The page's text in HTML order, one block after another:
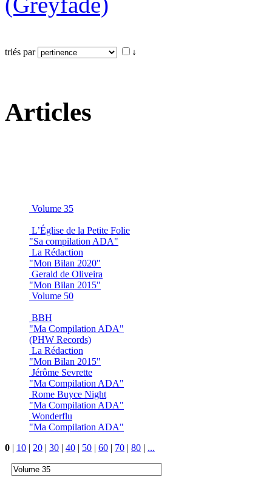
triés par ↓
Articles
Volume 35
L’Église de la Petite Folie
"Sa compilation ADA"
La Rédaction
"Mon Bilan 2020"
Gerald de Oliveira
"Mon Bilan 2015"
Volume 50
BBH
"Ma Compilation ADA"
(PHW Records)
La Rédaction
"Mon Bilan 2015"
Jérôme Sevrette
"Ma Compilation ADA"
Rome Buyce Night
"Ma Compilation ADA"
Wonderflu
"Ma Compilation ADA"
0 | 10 | 20 | 30 | 40 | 50 | 60 | 70 | 80 | ...